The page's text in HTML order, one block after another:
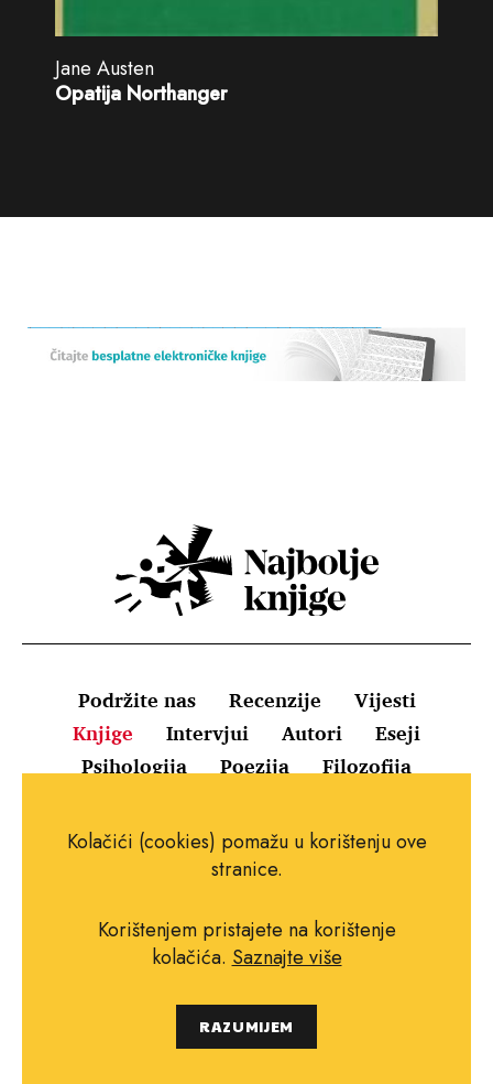
Jane Austen
Opatija Northanger
Podržite nas Recenzije
Vijesti
Knjige
Intervjui Autori
Eseji
Psihologija
Poezija Filozofija
Uvjeti korištenja
Pravila o kolačićima
Impressum
Copyright © 2010.-2021. najboljeknjige.com.
Kolačići (cookies) pomažu u korištenju ove
stranice.
Korištenjem pristajete na korištenje
kolačića. Saznajte više
RAZUMIJEM